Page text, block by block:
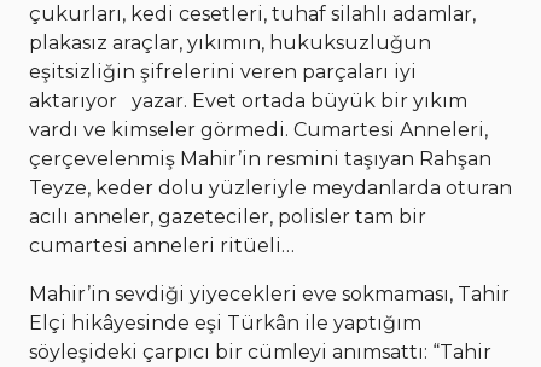
çukurları, kedi cesetleri, tuhaf silahlı adamlar,
plakasız araçlar, yıkımın, hukuksuzluğun
eşitsizliğin şifrelerini veren parçaları iyi
aktarıyor yazar. Evet ortada büyük bir yıkım
vardı ve kimseler görmedi. Cumartesi Anneleri,
çerçevelenmiş Mahir’in resmini taşıyan Rahşan
Teyze, keder dolu yüzleriyle meydanlarda oturan
acılı anneler, gazeteciler, polisler tam bir
cumartesi anneleri ritüeli…
Mahir’in sevdiği yiyecekleri eve sokmaması, Tahir
Elçi hikâyesinde eşi Türkân ile yaptığım
söyleşideki çarpıcı bir cümleyi anımsattı: “Tahir